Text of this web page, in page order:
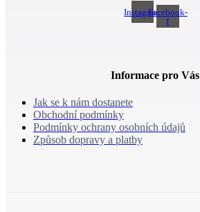
InstagramFacebook-
f
Informace pro Vás
Jak se k nám dostanete
Obchodní podmínky
Podmínky ochrany osobních údajů
Způsob dopravy a platby